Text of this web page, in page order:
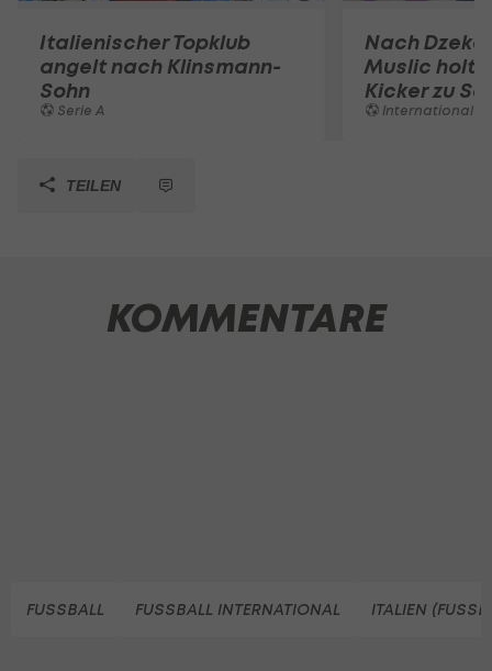
Italienischer Topklub
angelt nach Klinsmann-
Sohn
Serie A
Nach
Muslic holt
Kicker zu
International
TEILEN
KOMMENTARE
FUSSBALL FUSSBALL INTERNATIONAL ITALIEN